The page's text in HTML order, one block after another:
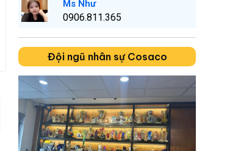
Ms Như
0906.811.365
Đội ngũ nhân sự Cosaco